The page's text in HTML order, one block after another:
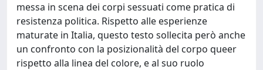
messa in scena dei corpi sessuati come pratica di
resistenza politica. Rispetto alle esperienze
maturate in Italia, questo testo sollecita però anche
un confronto con la posizionalità del corpo queer
rispetto alla linea del colore, e al suo ruolo